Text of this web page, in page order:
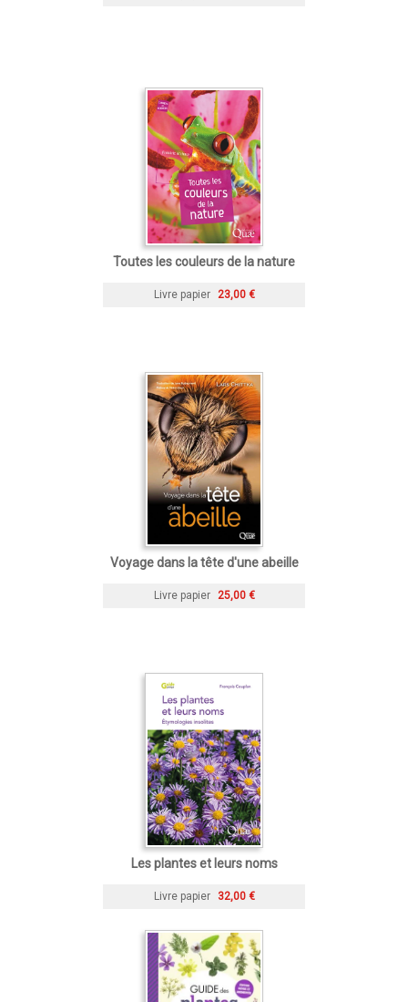
Toutes les couleurs de la nature
Livre papier 23,00 €
Voyage dans la tête d'une abeille
Livre papier 25,00 €
Les plantes et leurs noms
Livre papier 32,00 €